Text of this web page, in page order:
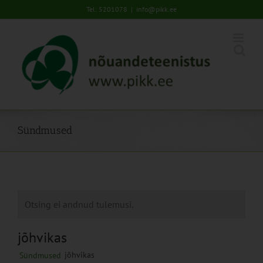
to
Tel: 5201078 | info@pikk.ee
Sündmused
Otsing ei andnud tulemusi.
jõhvikas
Sündmused jõhvikas